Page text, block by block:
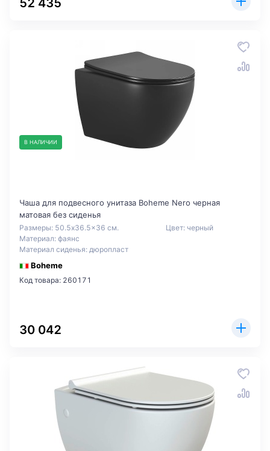
52 435
В НАЛИЧИИ
Чаша для подвесного унитаза Boheme Nero черная
матовая без сиденья
Размеры: 50.5x36.5x36 см.
Материал: фаянс
Материал сиденья: дюропласт
Цвет: черный
Boheme
Код товара: 260171
30 042